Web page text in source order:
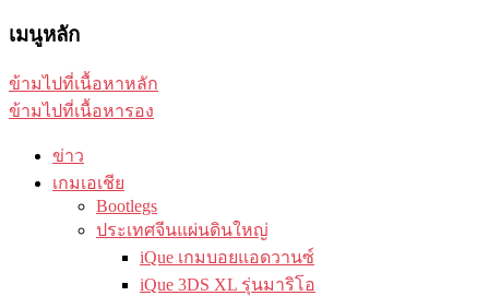
เมนูหลัก
ข้ามไปที่เนื้อหาหลัก
ข้ามไปที่เนื้อหารอง
ข่าว
เกมเอเชีย
Bootlegs
ประเทศจีนแผ่นดินใหญ่
iQue เกมบอยแอดวานซ์
iQue 3DS XL รุ่นมาริโอ